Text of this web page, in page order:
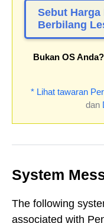
Sebut Harga
Berbilang
Bukan OS Anda?
* Lihat tawaran
dan
System
The following
associated with